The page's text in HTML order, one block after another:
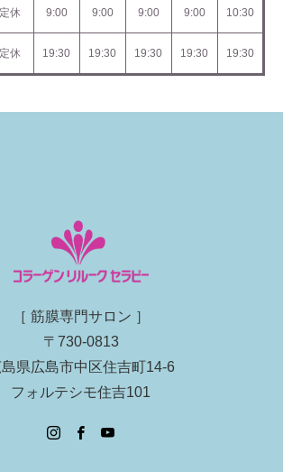
定休 9:00 9:00 9:00 9:00 10:30
定休 19:30 19:30 19:30 19:30 19:30
［ 筋膜専門サロン ］
〒730-0813
島県広島市中区住吉町14-6
フォルテシモ住吉101